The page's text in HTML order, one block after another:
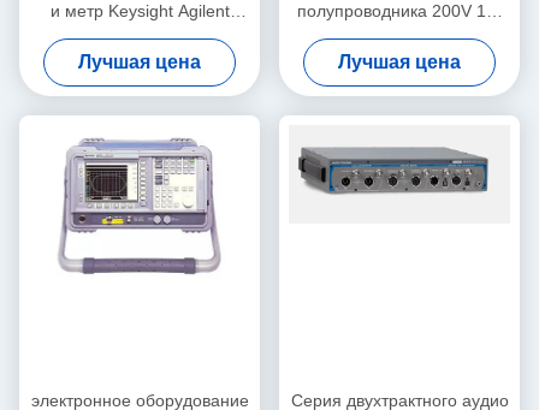
и метр Keysight Agilent
4339B оборудования
измерения
Лучшая цена
полупроводника 200V 1A,
практически Keysight
Agilent 4155C
Лучшая цена
электронное оборудование
Серия двухтрактного аудио